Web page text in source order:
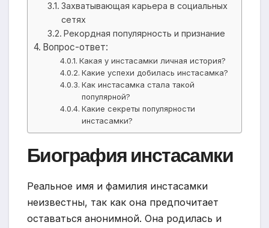
Захватывающая карьера в социальных
сетях
Рекордная популярность и признание
Вопрос-ответ:
Какая у инстасамки личная история?
Какие успехи добилась инстасамка?
Как инстасамка стала такой
популярной?
Какие секреты популярности
инстасамки?
Биография инстасамки
Реальное имя и фамилия инстасамки
неизвестны, так как она предпочитает
оставаться анонимной. Она родилась и